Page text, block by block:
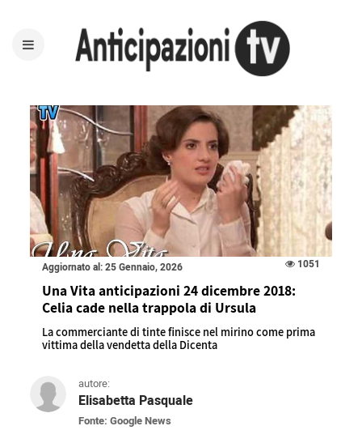
Aggiornato al: 25 Gennaio, 2026 1051
Una Vita anticipazioni 24 dicembre 2018:
Celia cade nella trappola di Ursula
La commerciante di tinte finisce nel mirino come prima
vittima della vendetta della Dicenta
autore:
Elisabetta Pasquale
Fonte: Google News